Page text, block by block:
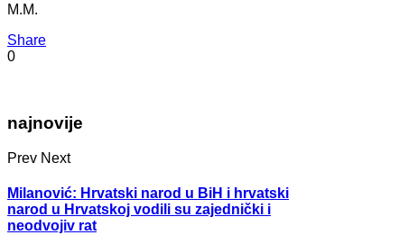
M.M.
Share
0
najnovije
Prev Next
Milanović: Hrvatski narod u BiH i hrvatski
narod u Hrvatskoj vodili su zajednički i
neodvojiv rat